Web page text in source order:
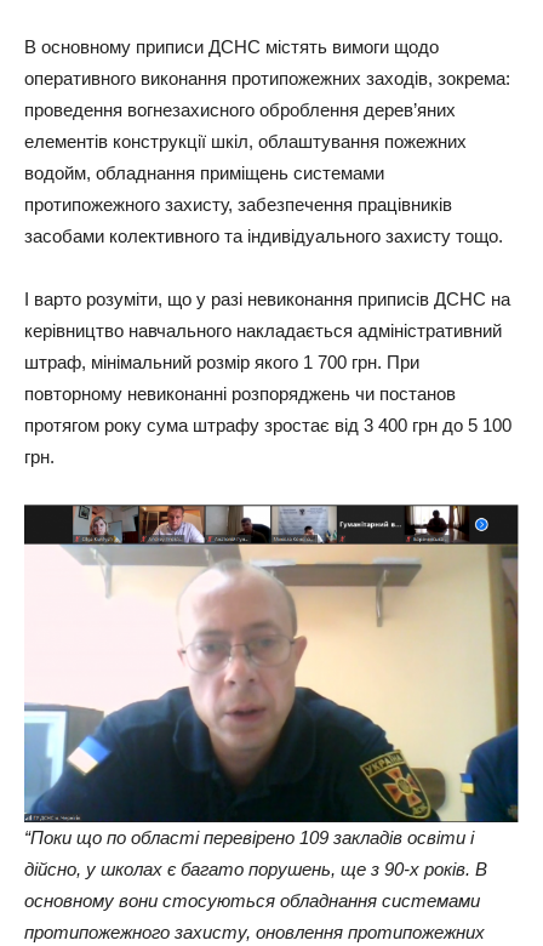
В основному приписи ДСНС містять вимоги щодо
оперативного виконання протипожежних заходів, зокрема:
проведення вогнезахисного оброблення дерев’яних
елементів конструкції шкіл, облаштування пожежних
водойм, обладнання приміщень системами
протипожежного захисту, забезпечення працівників
засобами колективного та індивідуального захисту тощо.
І варто розуміти, що у разі невиконання приписів ДСНС на
керівництво навчального накладається адміністративний
штраф, мінімальний розмір якого 1 700 грн. При
повторному невиконанні розпоряджень чи постанов
протягом року сума штрафу зростає від 3 400 грн до 5 100
грн.
“Поки що по області перевірено 109 закладів освіти і
дійсно, у школах є багато порушень, ще з 90-х років. В
основному вони стосуються обладнання системами
протипожежного захисту, оновлення протипожежних